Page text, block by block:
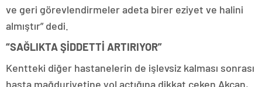
ve geri görevlendirmeler adeta birer eziyet ve halini
almıştır” dedi.
“SAĞLIKTA ŞİDDETTİ ARTIRIYOR”
Kentteki diğer hastanelerin de işlevsiz kalması sonrası
hasta mağduriyetine yol açtığına dikkat çeken Akcan,